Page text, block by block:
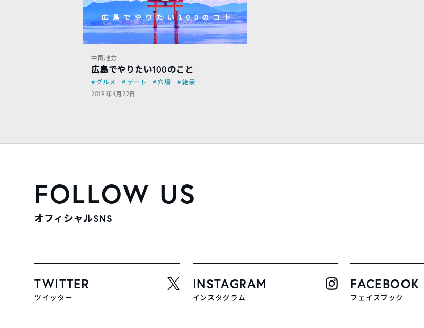
中国地方
広島でやりたい100のこと
グルメ デート 穴場
絶景
2019年4月22日
FOLLOW US
オフィシャルSNS
TWITTER
ツイッター
INSTAGRAM
インスタグラム
FACEBOOK
フェイスブック